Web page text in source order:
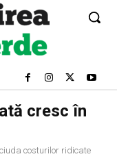
cresc în
costurilor ridicate